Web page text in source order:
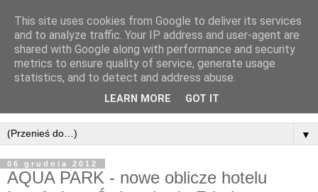
▼
06 grudnia 2012
AQUA PARK - nowe oblicze hotelu
This site uses cookies from Google to deliver its services
and to analyze traffic. Your IP address and user-agent are
shared with Google along with performance and security
metrics to ensure quality of service, generate usage
statistics, and to detect and address abuse.
LEARN MORE GOT IT